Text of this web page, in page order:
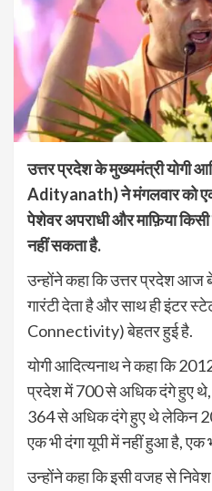
उत्तर प्रदेश के मुख्यमंत्री योगी
Adityanath) ने मंगलवार को
पेशेवर अपराधी और माफ़िया
नहीं सकता है.
उन्होंने कहा कि उत्तर प्रदेश आज
गारंटी देता है और साथ ही इंटर
Connectivity) बेहतर हुई है.
योगी आदित्यनाथ ने कहा कि
प्रदेश में 700 से अधिक दंगे हुए
364 से अधिक दंगे हुए थे लेकिन
एक भी दंगा यूपी में नहीं हुआ है, एक
उन्होंने कहा कि इसी वजह से